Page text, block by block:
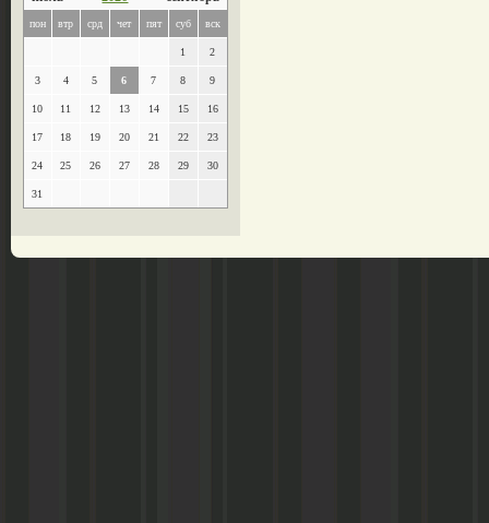
пон втр срд чет пят суб вск
1 2
3 4 5 6 7 8 9
10 11 12 13 14 15 16
17 18 19 20 21 22 23
24 25 26 27 28 29 30
31